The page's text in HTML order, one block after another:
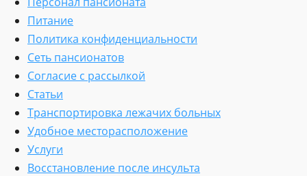
Питание
Политика конфиденциальности
Сеть пансионатов
Согласие с рассылкой
Статьи
Транспортировка лежачих больных
Удобное месторасположение
Услуги
Восстановление после инсульта